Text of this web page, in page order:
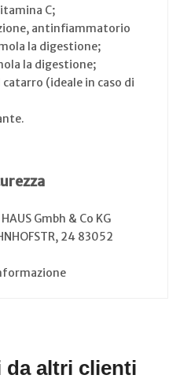
C;
antinfiammatorio
la digestione;
la digestione;
(ideale in caso di
HAUS Gmbh & Co KG
24 83052
da altri clienti